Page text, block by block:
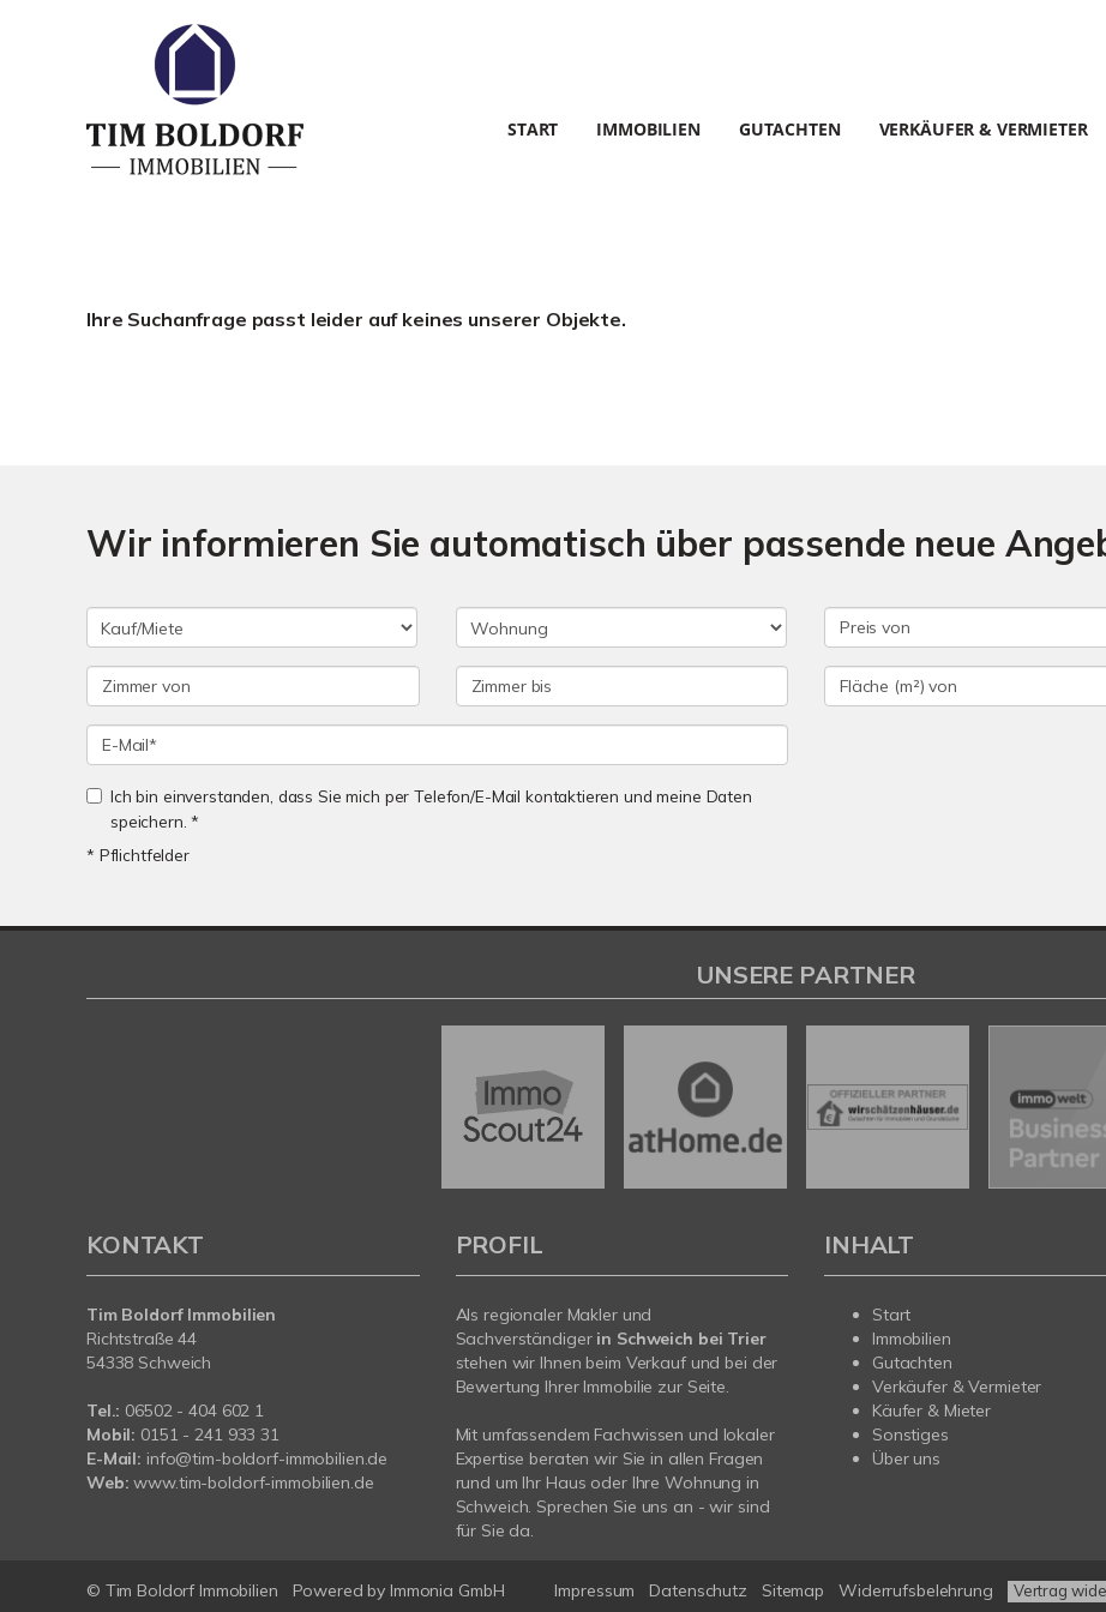
START IMMOBILIEN GUTACHTEN VERKÄUFER & VERMIETER
Ihre Suchanfrage passt leider auf keines unserer Objekte.
Wir informieren Sie automatisch über passende neue
Ich bin einverstanden, dass Sie mich per Telefon/E-Mail kontaktieren und meine Daten
speichern. *
* Pflichtfelder
UNSERE PARTNER
KONTAKT
Tim Boldorf Immobilien
Richtstraße 44
54338 Schweich
Tel.: 06502 - 404 602 1
Mobil: 0151 - 241 933 31
E-Mail: info@tim-boldorf-immobilien.de
Web:www.tim-boldorf-immobilien.de
PROFIL
Als regionaler Makler und
Sachverständigerin Schweich bei Trier
stehen wir Ihnen beim Verkauf und bei der
Bewertung Ihrer Immobilie zur Seite.
Mit umfassendem Fachwissen und lokaler
Expertise beraten wir Sie in allen Fragen
rund um Ihr Haus oder Ihre Wohnung in
Schweich. Sprechen Sie uns an - wir sind
für Sie da.
INHALT
Start
Immobilien
Gutachten
Verkäufer & Vermieter
Käufer & Mieter
Sonstiges
Über uns
© Tim Boldorf Immobilien Powered by Immonia GmbH Impressum Datenschutz Sitemap Widerrufsbelehrung Vertrag